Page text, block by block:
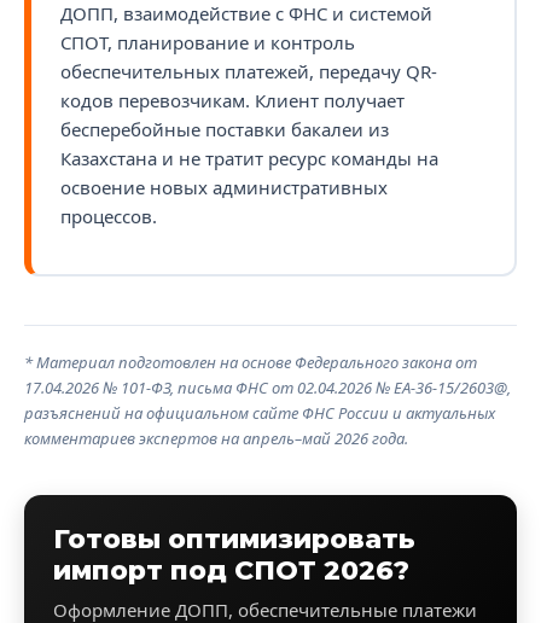
ДОПП, взаимодействие с ФНС и системой
СПОТ, планирование и контроль
обеспечительных платежей, передачу QR-
кодов перевозчикам. Клиент получает
бесперебойные поставки бакалеи из
Казахстана и не тратит ресурс команды на
освоение новых административных
процессов.
* Материал подготовлен на основе Федерального закона от
17.04.2026 № 101-ФЗ, письма ФНС от 02.04.2026 № ЕА-36-15/2603@,
разъяснений на официальном сайте ФНС России и актуальных
комментариев экспертов на апрель–май 2026 года.
Готовы оптимизировать
импорт под СПОТ 2026?
Оформление ДОПП, обеспечительные платежи